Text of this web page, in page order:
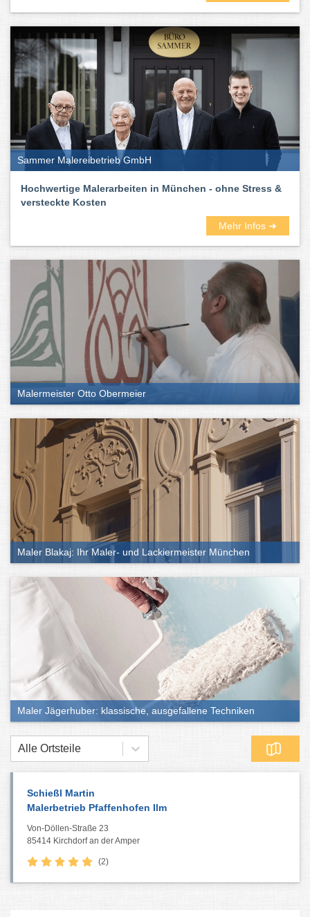
Sammer Malereibetrieb GmbH
Hochwertige Malerarbeiten in München - ohne Stress &
versteckte Kosten
Mehr Infos ➜
Malermeister Otto Obermeier
Maler Blakaj: Ihr Maler- und Lackiermeister München
Maler Jägerhuber: klassische, ausgefallene Techniken
Alle Ortsteile
Schießl Martin
Malerbetrieb Pfaffenhofen Ilm
Von-Döllen-Straße 23
85414 Kirchdorf an der Amper
(2)